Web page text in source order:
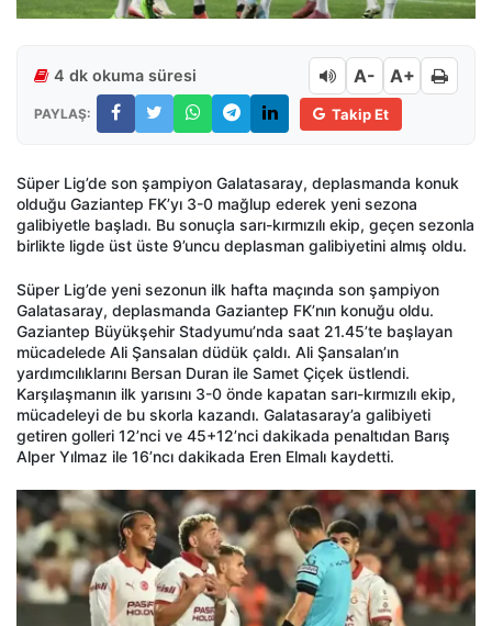
4 dk okuma süresi A- A+
PAYLAŞ: Takip Et
Süper Lig’de son şampiyon Galatasaray, deplasmanda konuk
olduğu Gaziantep FK’yı 3-0 mağlup ederek yeni sezona
galibiyetle başladı. Bu sonuçla sarı-kırmızılı ekip, geçen sezonla
birlikte ligde üst üste 9’uncu deplasman galibiyetini almış oldu.
Süper Lig’de yeni sezonun ilk hafta maçında son şampiyon
Galatasaray, deplasmanda Gaziantep FK’nın konuğu oldu.
Gaziantep Büyükşehir Stadyumu’nda saat 21.45’te başlayan
mücadelede Ali Şansalan düdük çaldı. Ali Şansalan’ın
yardımcılıklarını Bersan Duran ile Samet Çiçek üstlendi.
Karşılaşmanın ilk yarısını 3-0 önde kapatan sarı-kırmızılı ekip,
mücadeleyi de bu skorla kazandı. Galatasaray’a galibiyeti
getiren golleri 12’nci ve 45+12’nci dakikada penaltıdan Barış
Alper Yılmaz ile 16’ncı dakikada Eren Elmalı kaydetti.